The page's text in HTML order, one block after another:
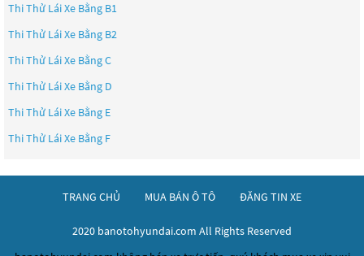
Thi Thử Lái Xe Bằng B1
Thi Thử Lái Xe Bằng B2
Thi Thử Lái Xe Bằng C
Thi Thử Lái Xe Bằng D
Thi Thử Lái Xe Bằng E
Thi Thử Lái Xe Bằng F
TRANG CHỦ MUA BÁN Ô TÔ ĐĂNG TIN XE
2020 banotohyundai.com All Rights Reserved